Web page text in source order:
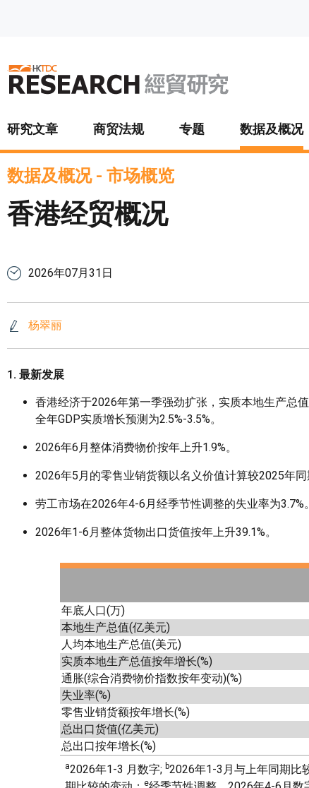
研究文章 商贸法规 专题 数据及概况
数据及概况- 市场概览
香港经贸概况
2026年07月31日
杨翠丽
1. 最新发展
香港经济于2026年第一季强劲扩张，实质本地生产总
全年GDP实质增长预测为2.5%-3.5%。
2026年6月整体消费物价按年上升1.9%。
2026年5月的零售业销货额以名义价值计算较2025年同
劳工市场在2026年4-6月经季节性调整的失业率为3.7%。
2026年1-6月整体货物出口货值按年上升39.1%。
年底人口(万)
本地生产总值(亿美元)
人均本地生产总值(美元)
实质本地生产总值按年增长(%)
通胀(综合消费物价指数按年变动)(%)
失业率(%)
零售业销货额按年增长(%)
总出口货值(亿美元)
总出口按年增长(%)
a2026年1-3 月数字; b2026年1-3月与上年同期比
e